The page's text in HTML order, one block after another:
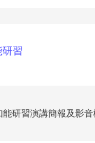
習
研習演講簡報及影